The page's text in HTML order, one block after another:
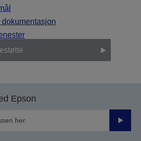
Epson
Send